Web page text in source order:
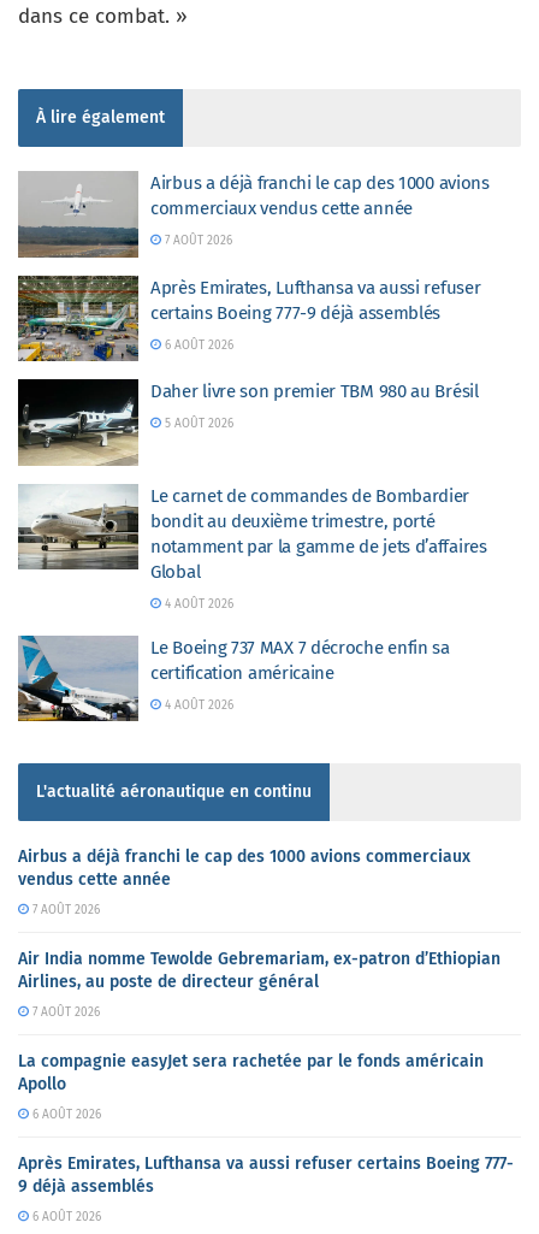
dans ce combat. »
À lire également
Airbus a déjà franchi le cap des 1000 avions
commerciaux vendus cette année
7 AOÛT 2026
Après Emirates, Lufthansa va aussi refuser
certains Boeing 777-9 déjà assemblés
6 AOÛT 2026
Daher livre son premier TBM 980 au Brésil
5 AOÛT 2026
Le carnet de commandes de Bombardier
bondit au deuxième trimestre, porté
notamment par la gamme de jets d’affaires
Global
4 AOÛT 2026
Le Boeing 737 MAX 7 décroche enfin sa
certification américaine
4 AOÛT 2026
L'actualité aéronautique en continu
Airbus a déjà franchi le cap des 1000 avions commerciaux
vendus cette année
7 AOÛT 2026
Air India nomme Tewolde Gebremariam, ex-patron d’Ethiopian
Airlines, au poste de directeur général
7 AOÛT 2026
La compagnie easyJet sera rachetée par le fonds américain
Apollo
6 AOÛT 2026
Après Emirates, Lufthansa va aussi refuser certains Boeing 777-
9 déjà assemblés
6 AOÛT 2026